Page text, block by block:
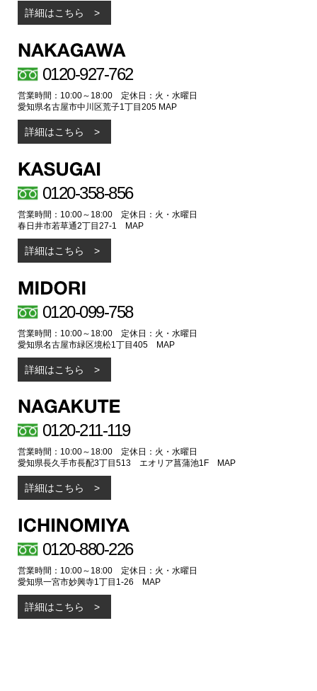
詳細はこちら
0120-927-762
営業時間：10:00～18:00 定休日：火・水曜日
愛知県名古屋市中川区荒子1丁目205 MAP
詳細はこちら
0120-358-856
営業時間：10:00～18:00 定休日：火・水曜日
春日井市若草通2丁目27-1 MAP
詳細はこちら
0120-099-758
営業時間：10:00～18:00 定休日：火・水曜日
愛知県名古屋市緑区境松1丁目405 MAP
詳細はこちら
0120-211-119
営業時間：10:00～18:00 定休日：火・水曜日
愛知県長久手市長配3丁目513 エオリア菖蒲池1F
MAP
詳細はこちら
0120-880-226
営業時間：10:00～18:00 定休日：火・水曜日
愛知県一宮市妙興寺1丁目1-26
MAP
詳細はこちら